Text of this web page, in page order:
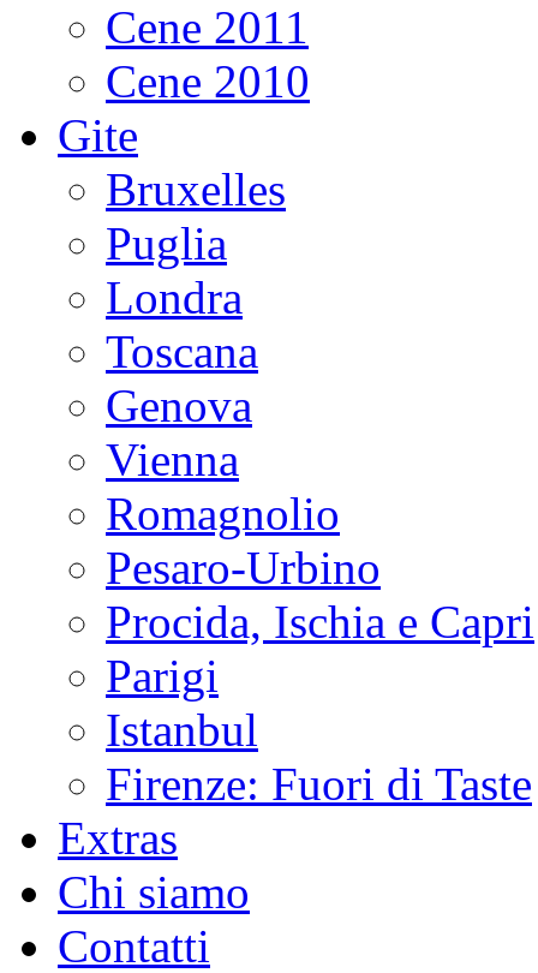
Cene 2011
Cene 2010
Gite
Bruxelles
Puglia
Londra
Toscana
Genova
Vienna
Romagnolio
Pesaro-Urbino
Procida, Ischia e Capri
Parigi
Istanbul
Firenze: Fuori di Taste
Extras
Chi siamo
Contatti